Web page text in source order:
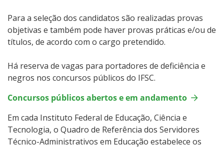
Para a seleção dos candidatos são realizadas provas
objetivas e também pode haver provas práticas e/ou de
títulos, de acordo com o cargo pretendido.
Há reserva de vagas para portadores de deficiência e
negros nos concursos públicos do IFSC.
Concursos públicos abertos e em andamento
Em cada Instituto Federal de Educação, Ciência e
Tecnologia, o Quadro de Referência dos Servidores
Técnico-Administrativos em Educação estabelece os